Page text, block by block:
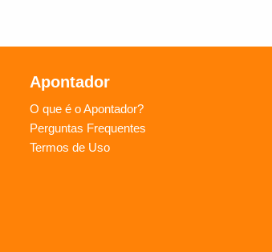
Apontador
O que é o Apontador?
Perguntas Frequentes
Termos de Uso